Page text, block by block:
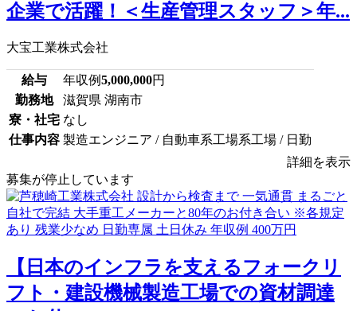
企業で活躍！＜生産管理スタッフ＞年...
大宝工業株式会社
給与 年収例5,000,000円
勤務地
滋賀県 湖南市
寮・社宅 なし
仕事内容 製造エンジニア / 自動車系工場系工場 / 日勤
詳細を表示
募集が停止しています
【日本のインフラを支えるフォークリ
フト・建設機械製造工場での資材調達